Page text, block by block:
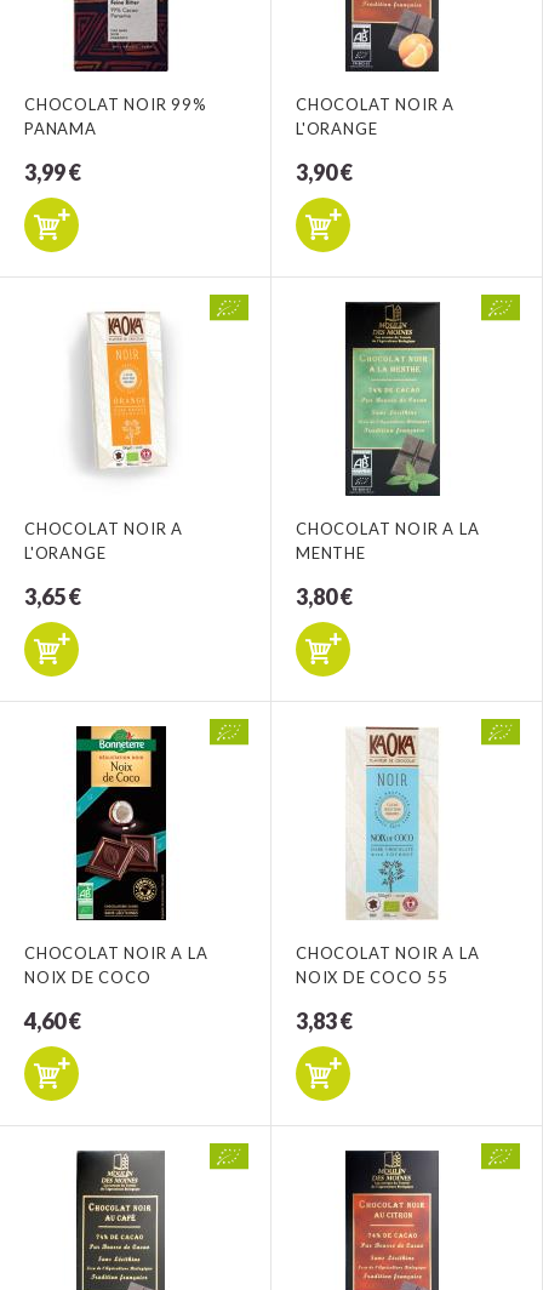
CHOCOLAT NOIR 99%
PANAMA
3,99 €
CHOCOLAT NOIR A
L'ORANGE
3,90 €
CHOCOLAT NOIR A
L'ORANGE
3,65 €
CHOCOLAT NOIR A LA
MENTHE
3,80 €
CHOCOLAT NOIR A LA
NOIX DE COCO
4,60 €
CHOCOLAT NOIR A LA
NOIX DE COCO 55
3,83 €